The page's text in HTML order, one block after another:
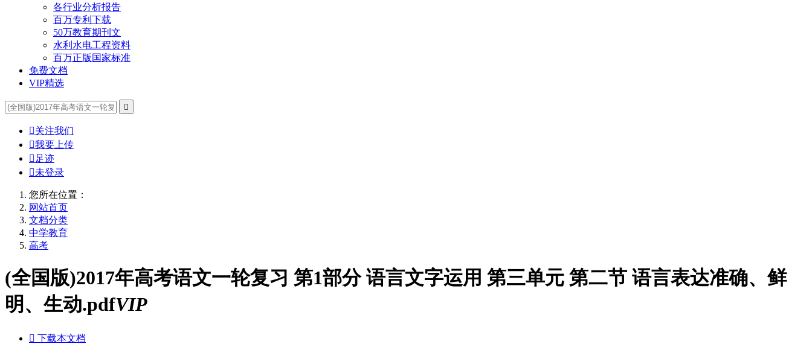
各行业分析报告
百万专利下载
50万教育期刊文
水利水电工程资料
百万正版国家标准
免费文档
VIP精选

关注我们
我要上传
 足迹
未登录
您所在位置：
网站首页
文档分类
中学教育
高考
(全国版)2017年高考语文一轮复习 第1部分 语言文字运用 第三单元 第二节 语言表达准确、鲜
明、生动.pdfVIP
 下载本文档